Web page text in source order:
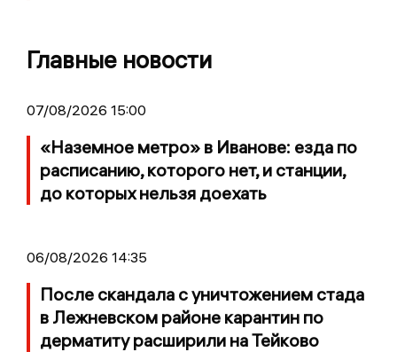
Главные новости
07/08/2026 15:00
«Наземное метро» в Иванове: езда по
расписанию, которого нет, и станции,
до которых нельзя доехать
06/08/2026 14:35
После скандала с уничтожением стада
в Лежневском районе карантин по
дерматиту расширили на Тейково